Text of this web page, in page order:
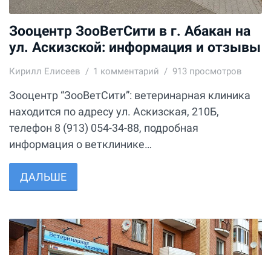
Зооцентр ЗооВетСити в г. Абакан на
ул. Аскизской: информация и отзывы
Кирилл Елисеев 1 комментарий 913 просмотров
Зооцентр “ЗооВетСити”: ветеринарная клиника
находится по адресу ул. Аскизская, 210Б,
телефон 8 (913) 054-34-88, подробная
информация о ветклинике…
ДАЛЬШЕ